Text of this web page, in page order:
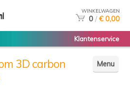
WINKELWAGEN
0 / € 0,00
Klantenservice
Menu
3D carbon